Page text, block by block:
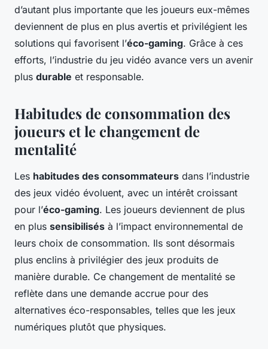
d’autant plus importante que les joueurs eux-mêmes
deviennent de plus en plus avertis et privilégient les
solutions qui favorisent l’éco-gaming. Grâce à ces
efforts, l’industrie du jeu vidéo avance vers un avenir
plus durable et responsable.
Habitudes de consommation des
joueurs et le changement de
mentalité
Les habitudes des consommateurs dans l’industrie
des jeux vidéo évoluent, avec un intérêt croissant
pour l’éco-gaming. Les joueurs deviennent de plus
en plus sensibilisés à l’impact environnemental de
leurs choix de consommation. Ils sont désormais
plus enclins à privilégier des jeux produits de
manière durable. Ce changement de mentalité se
reflète dans une demande accrue pour des
alternatives éco-responsables, telles que les jeux
numériques plutôt que physiques.